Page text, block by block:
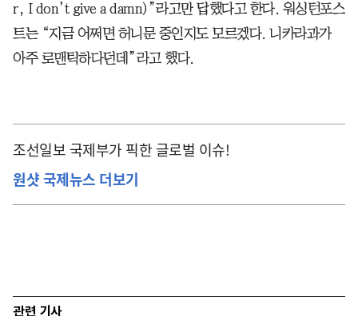
r, I don’t give a damn)”라고만 답했다고 한다. 워싱턴포스
트는 “지금 어쩌면 허니문 중인지도 모르겠다. 니카라과가
아주 로맨틱하다던데”라고 했다.
조선일보 국제부가 픽한 글로벌 이슈!
원샷 국제뉴스 더보기
관련 기사